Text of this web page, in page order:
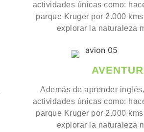
actividades únicas como:
parque Kruger por 2.000
explorar la naturaleza
Además de aprender
actividades únicas como:
parque Kruger por 2.000
explorar la naturaleza